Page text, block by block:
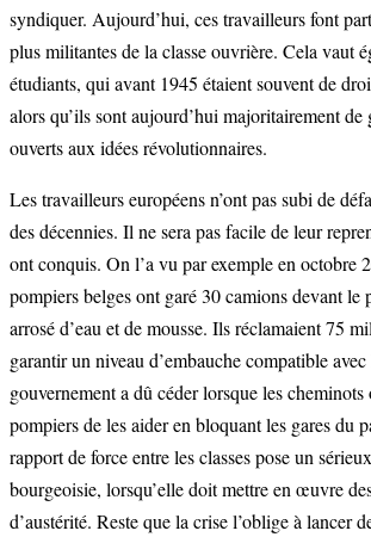
syndiquer. Aujourd’hui, ces travailleurs font
plus militantes de la classe ouvrière. Cela vaut
étudiants, qui avant 1945 étaient souvent de
alors qu’ils sont aujourd’hui majoritairement de
ouverts aux idées révolutionnaires.
Les travailleurs européens n’ont pas subi de
des décennies. Il ne sera pas facile de leur
ont conquis. On l’a vu par exemple en octobre
pompiers belges ont garé 30 camions devant le
arrosé d’eau et de mousse. Ils réclamaient 75
garantir un niveau d’embauche compatible
gouvernement a dû céder lorsque les
pompiers de les aider en bloquant les gares du
rapport de force entre les classes pose un
bourgeoisie, lorsqu’elle doit mettre en œuvre
d’austérité. Reste que la crise l’oblige à lancer